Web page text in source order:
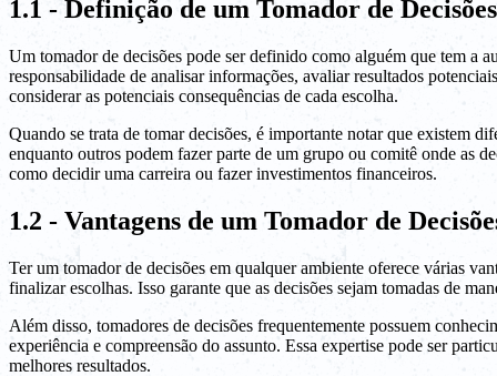
1.1 - Definição de um Tomador de Decisões
Um tomador de decisões pode ser definido como alguém que tem a
responsabilidade de analisar informações, avaliar resultados
considerar as potenciais consequências de cada escolha.
Quando se trata de tomar decisões, é importante notar que existem
enquanto outros podem fazer parte de um grupo ou comitê onde as
como decidir uma carreira ou fazer investimentos financeiros.
1.2 - Vantagens de um Tomador de
Ter um tomador de decisões em qualquer ambiente oferece várias
finalizar escolhas. Isso garante que as decisões sejam tomadas de
Além disso, tomadores de decisões frequentemente possuem
experiência e compreensão do assunto. Essa expertise pode ser
melhores resultados.